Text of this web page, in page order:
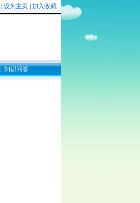
设为主页 加入收藏
┊ 知识问答